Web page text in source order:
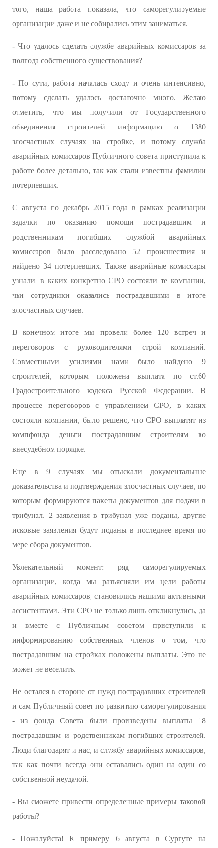
того, наша работа показала, что саморегулируемые
организации даже и не собирались этим заниматься.
- Что удалось сделать службе аварийных комиссаров за
полгода собственного существования?
- По сути, работа началась сходу и очень интенсивно,
потому сделать удалось достаточно много. Желаю
отметить, что мы получили от Государственного
объединения строителей информацию о 1380
злосчастных случаях на стройке, и потому служба
аварийных комиссаров Публичного совета приступила к
работе более детально, так как стали известны фамилии
потерпевших.
С августа по декабрь 2015 года в рамках реализации
задачки по оказанию помощи пострадавшим и
родственникам погибших службой аварийных
комиссаров было расследовано 52 происшествия и
найдено 34 потерпевших. Также аварийные комиссары
узнали, в каких конкретно СРО состояли те компании,
чьи сотрудники оказались пострадавшими в итоге
злосчастных случаев.
В конечном итоге мы провели более 120 встреч и
переговоров с руководителями строй компаний.
Совместными усилиями нами было найдено 9
строителей, которым положена выплата по ст.60
Градостроительного кодекса Русской Федерации. В
процессе переговоров с управлением СРО, в каких
состояли компании, было решено, что СРО выплатят из
компфонда деньги пострадавшим строителям во
внесудебном порядке.
Еще в 9 случаях мы отыскали документальные
доказательства и подтверждения злосчастных случаев, по
которым формируются пакеты документов для подачи в
трибунал. 2 заявления в трибунал уже поданы, другие
исковые заявления будут поданы в последнее время по
мере сбора документов.
Увлекательный момент: ряд саморегулируемых
организации, когда мы разъясняли им цели работы
аварийных комиссаров, становились нашими активными
ассистентами. Эти СРО не только лишь откликнулись, да
и вместе с Публичным советом приступили к
информированию собственных членов о том, что
пострадавшим на стройках положены выплаты. Это не
может не веселить.
Не остался в стороне от нужд пострадавших строителей
и сам Публичный совет по развитию саморегулирования
- из фонда Совета были произведены выплаты 18
пострадавшим и родственникам погибших строителей.
Люди благодарят и нас, и службу аварийных комиссаров,
так как почти всегда они оставались один на один со
собственной неудачой.
- Вы сможете привести определенные примеры таковой
работы?
- Пожалуйста! К примеру, 6 августа в Сургуте на